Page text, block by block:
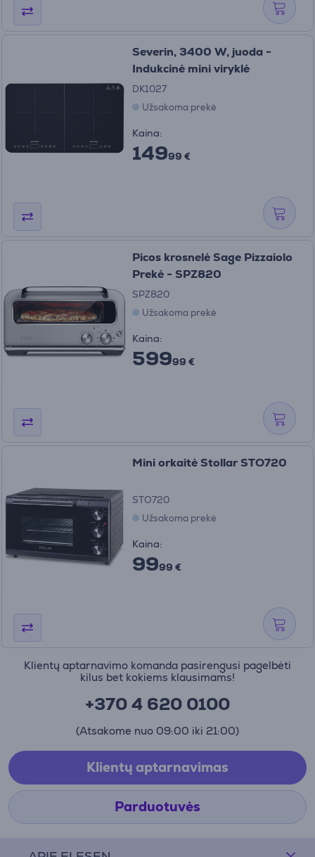
Severin, 3400 W, juoda -
Indukcinė mini viryklė
DK1027
Užsakoma prekė
Kaina:
14999 €
Picos krosnelė Sage Pizzaiolo
Prekė - SPZ820
SPZ820
Užsakoma prekė
Kaina:
59999 €
Mini orkaitė Stollar STO720
STO720
Užsakoma prekė
Kaina:
9999 €
Klientų aptarnavimo komanda pasirengusi pagelbėti
kilus bet kokiems klausimams!
+370 4 620 0100
(Atsakome nuo 09:00 iki 21:00)
Klientų aptarnavimas
Parduotuvės